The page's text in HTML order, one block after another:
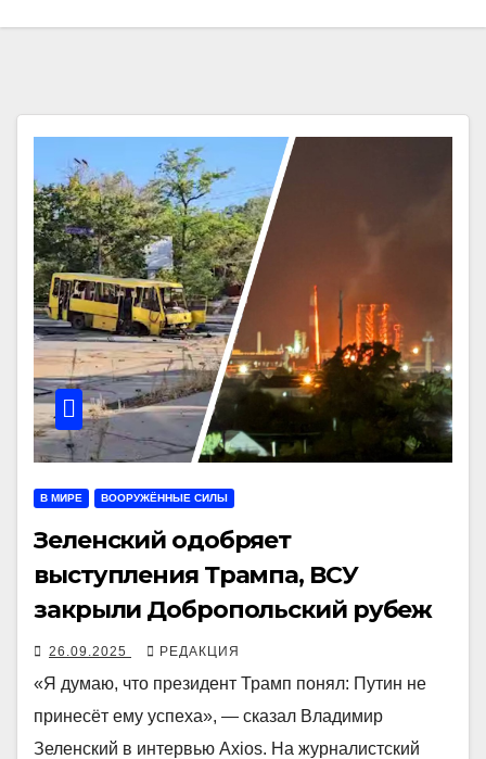
В МИРЕ ВООРУЖЁННЫЕ СИЛЫ
Зеленский одобряет
выступления Трампа, ВСУ
закрыли Добропольский рубеж
26.09.2025 РЕДАКЦИЯ
«Я думаю, что президент Трамп понял: Путин не
принесёт ему успеха», — сказал Владимир
Зеленский в интервью Axios. На журналистский